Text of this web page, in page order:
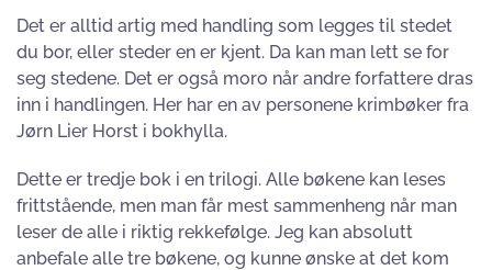
Det er alltid artig med handling som legges til stedet
du bor, eller steder en er kjent. Da kan man lett se for
seg stedene. Det er også moro når andre forfattere dras
inn i handlingen. Her har en av personene krimbøker fra
Jørn Lier Horst i bokhylla.
Dette er tredje bok i en trilogi. Alle bøkene kan leses
frittstående, men man får mest sammenheng når man
leser de alle i riktig rekkefølge. Jeg kan absolutt
anbefale alle tre bøkene, og kunne ønske at det kom